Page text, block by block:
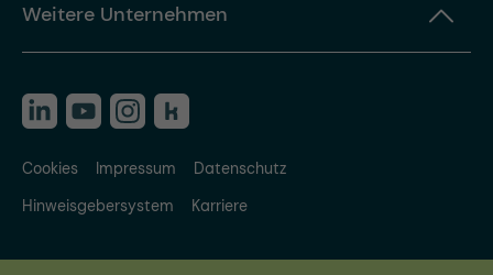
Weitere Unternehmen
Cookies Impressum
Datenschutz
Hinweisgebersystem
Karriere